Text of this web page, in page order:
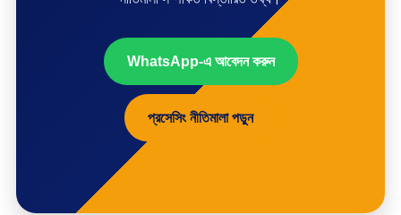
WhatsApp-এ আবেদন করুন
প্রসেসিং নীতিমালা পড়ুন